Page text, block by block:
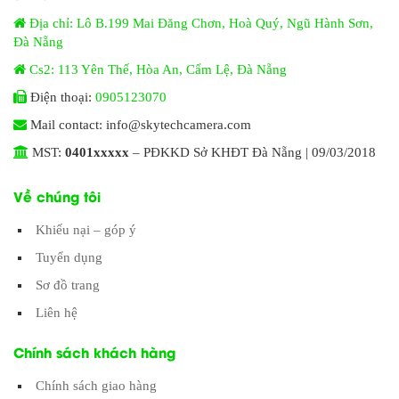
Địa chỉ: Lô B.199 Mai Đăng Chơn, Hoà Quý, Ngũ Hành Sơn,
Đà Nẵng
Cs2: 113 Yên Thế, Hòa An, Cẩm Lệ, Đà Nẵng
Điện thoại: 0905123070
Mail contact: info@skytechcamera.com
MST: 0401xxxxx – PĐKKD Sở KHĐT Đà Nẵng | 09/03/2018
Về chúng tôi
Khiếu nại – góp ý
Tuyển dụng
Sơ đồ trang
Liên hệ
Chính sách khách hàng
Chính sách giao hàng